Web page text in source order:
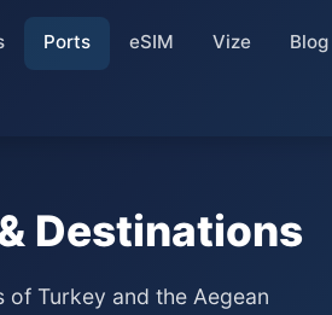
Ports eSIM Vize Blog
Destinations
of Turkey and the Aegean